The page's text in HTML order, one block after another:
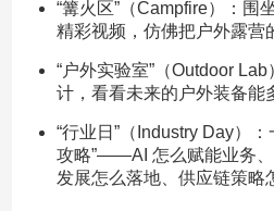
“篝火区”（Campfire）：围
精彩视频，仿佛把户外露营
“户外实验室”（Outdoor
计，看看未来的户外装备能
“行业日”（Industry Day）
攻略”——AI 怎么赋能业务
发展怎么落地、供应链策略